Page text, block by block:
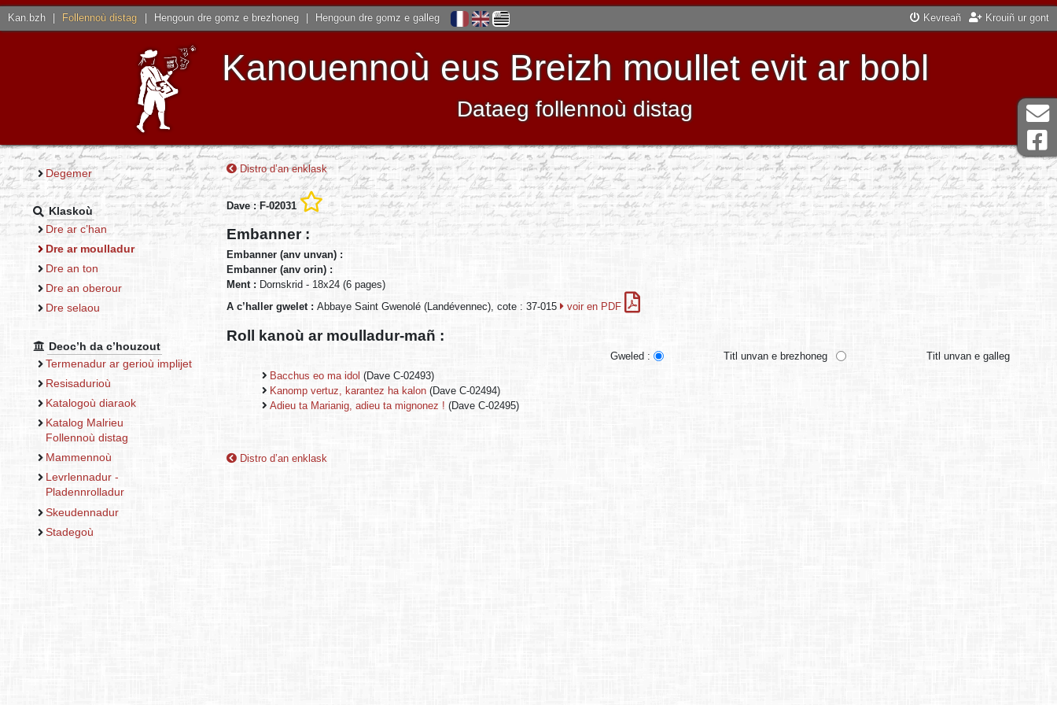
Kan.bzh Follennoù distag Hengoun dre gomz e brezhoneg Hengoun dre gomz e galleg Kevreañ Krouiñ ur gont
Kanouennoù eus Breizh moullet evit ar bobl
Dataeg follennoù distag
Degemer
Klaskoù
Dre ar c’han
Dre ar moulladur
Dre an ton
Dre an oberour
Dre selaou
Deoc’h da c’houzout
Termenadur ar gerioù implijet
Resisadurioù
Katalogoù diaraok
Katalog Malrieu
Follennoù distag
Mammennoù
Levrlennadur -
Pladennrolladur
Skeudennadur
Stadegoù
Distro d’an enklask
Dave : F-02031
Embanner :
Embanner (anv unvan) :
Embanner (anv orin) :
Ment : Dornskrid - 18x24 (6 pages)
A c’haller gwelet : Abbaye Saint Gwenolé (Landévennec), cote : 37-015 voir en PDF
Roll kanoù ar moulladur-mañ :
Gweled : Titl unvan e brezhoneg
Titl unvan e galleg
Bacchus eo ma idol (Dave C-02493)
Kanomp vertuz, karantez ha kalon (Dave C-02494)
Adieu ta Marianig, adieu ta mignonez ! (Dave C-02495)
Distro d’an enklask